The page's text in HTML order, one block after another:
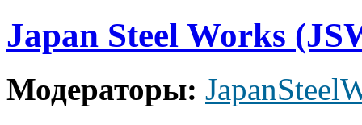
Japan Steel Works
Модераторы: